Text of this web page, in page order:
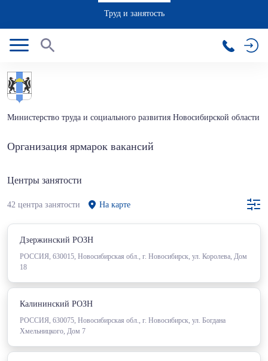
Труд и занятость
Министерство труда и социального развития Новосибирской области
Организация ярмарок вакансий
Центры занятости
42 центра занятости На карте
Дзержинский РОЗН
РОССИЯ, 630015, Новосибирская обл., г. Новосибирск, ул. Королева, Дом
18
Калининский РОЗН
РОССИЯ, 630075, Новосибирская обл., г. Новосибирск, ул. Богдана
Хмельницкого, Дом 7